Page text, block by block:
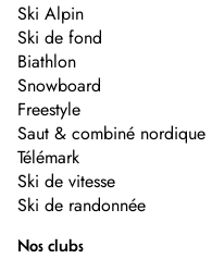
Ski Alpin
Ski de fond
Biathlon
Snowboard
Freestyle
Saut & combiné nordique
Télémark
Ski de vitesse
Ski de randonnée
Nos clubs